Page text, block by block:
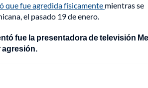
que fue agredida físicamente mientras se
el pasado 19 de enero.
fue la presentadora de televisión
agresión.